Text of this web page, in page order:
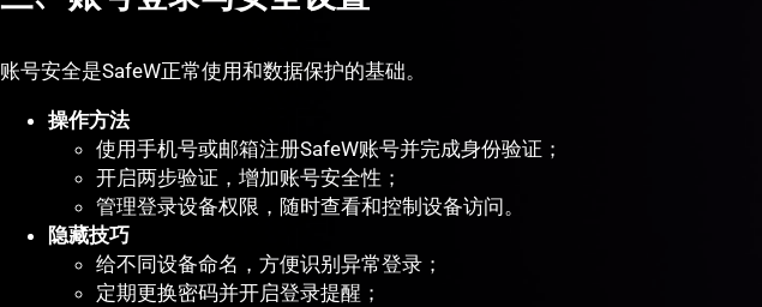
账号安全是SafeW正常使用和数据保护的基础。
操作方法
使用手机号或邮箱注册SafeW账号并完成身份验证；
开启两步验证，增加账号安全性；
管理登录设备权限，随时查看和控制设备访问。
隐藏技巧
给不同设备命名，方便识别异常登录；
定期更换密码并开启登录提醒；